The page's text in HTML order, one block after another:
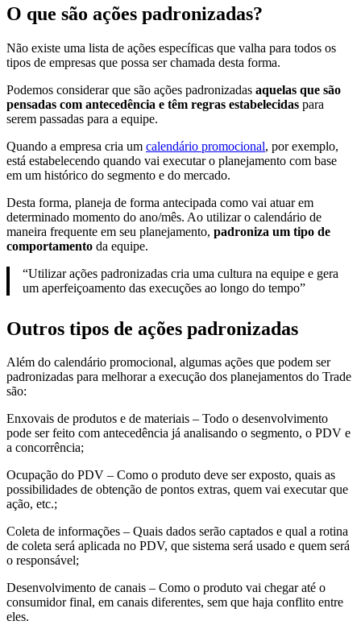
O que são ações padronizadas?
Não existe uma lista de ações específicas que valha para todos os
tipos de empresas que possa ser chamada desta forma.
Podemos considerar que são ações padronizadas aquelas que são
pensadas com antecedência e têm regras estabelecidas para
serem passadas para a equipe.
Quando a empresa cria um calendário promocional, por exemplo,
está estabelecendo quando vai executar o planejamento com base
em um histórico do segmento e do mercado.
Desta forma, planeja de forma antecipada como vai atuar em
determinado momento do ano/mês. Ao utilizar o calendário de
maneira frequente em seu planejamento, padroniza um tipo de
comportamento da equipe.
“Utilizar ações padronizadas cria uma cultura na equipe e gera
um aperfeiçoamento das execuções ao longo do tempo”
Outros tipos de ações padronizadas
Além do calendário promocional, algumas ações que podem ser
padronizadas para melhorar a execução dos planejamentos do Trade
são:
Enxovais de produtos e de materiais – Todo o desenvolvimento
pode ser feito com antecedência já analisando o segmento, o PDV e
a concorrência;
Ocupação do PDV – Como o produto deve ser exposto, quais as
possibilidades de obtenção de pontos extras, quem vai executar que
ação, etc.;
Coleta de informações – Quais dados serão captados e qual a rotina
de coleta será aplicada no PDV, que sistema será usado e quem será
o responsável;
Desenvolvimento de canais – Como o produto vai chegar até o
consumidor final, em canais diferentes, sem que haja conflito entre
eles.